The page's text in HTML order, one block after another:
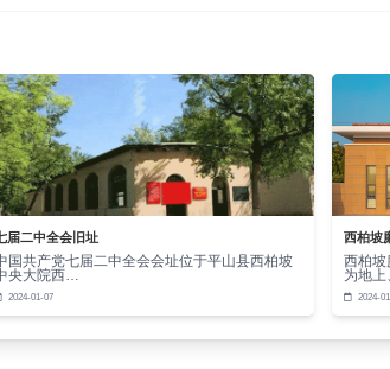
的担当善作为，便有了最坚实的支撑。西
、干成事的新时代好干部。
届二中全会旧址
国共产党七届二中全会会址位于平山县西柏坡
央大院西…
2024-01-07
西柏坡
西柏坡
为地
2024-